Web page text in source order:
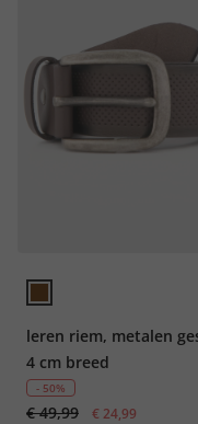
leren riem, metalen
4 cm breed
- 50%
€ 49,99 € 24,99